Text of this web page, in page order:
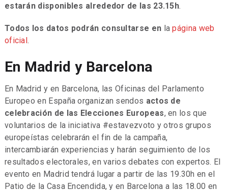
estarán disponibles alrededor de las 23.15h.
Todos los datos podrán consultarse en lapágina web
oficial.
En Madrid y Barcelona
En Madrid y en Barcelona, las Oficinas del Parlamento
Europeo en España organizan sendos actos de
celebración de las Elecciones Europeas, en los que
voluntarios de la iniciativa #estavezvoto y otros grupos
europeístas celebrarán el fin de la campaña,
intercambiarán experiencias y harán seguimiento de los
resultados electorales, en varios debates con expertos. El
evento en Madrid tendrá lugar a partir de las 19.30h en el
Patio de la Casa Encendida, y en Barcelona a las 18.00 en